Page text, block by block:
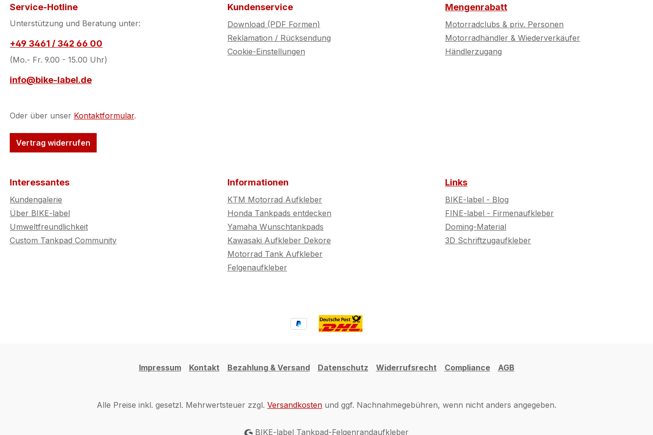
gesetzlichen Regelungen
gesetzlichen Regelungen
Service-Hotline
Unterstützung und Beratung unter:
+49 3461 / 342 66 00
(Mo.- Fr. 9.00 - 15.00 Uhr)
info@bike-label.de
Oder über unser Kontaktformular.
Vertrag widerrufen
Kundenservice
Download (PDF Formen)
Reklamation / Rücksendung
Cookie-Einstellungen
Mengenrabatt
Motorradclubs & priv. Personen
Motorradhändler & Wiederverkäufer
Händlerzugang
Interessantes
Kundengalerie
Über BIKE-label
Umweltfreundlichkeit
Custom Tankpad Community
Informationen
KTM Motorrad Aufkleber
Honda Tankpads entdecken
Yamaha Wunschtankpads
Kawasaki Aufkleber Dekore
Motorrad Tank Aufkleber
Felgenaufkleber
Links
BIKE-label - Blog
FINE-label - Firmenaufkleber
Doming-Material
3D Schriftzugaufkleber
Impressum Kontakt Bezahlung & Versand Datenschutz Widerrufsrecht Compliance AGB
Alle Preise inkl. gesetzl. Mehrwertsteuer zzgl. Versandkosten und ggf. Nachnahmegebühren, wenn nicht anders angegeben.
BIKE-label Tankpad-Felgenrandaufkleber